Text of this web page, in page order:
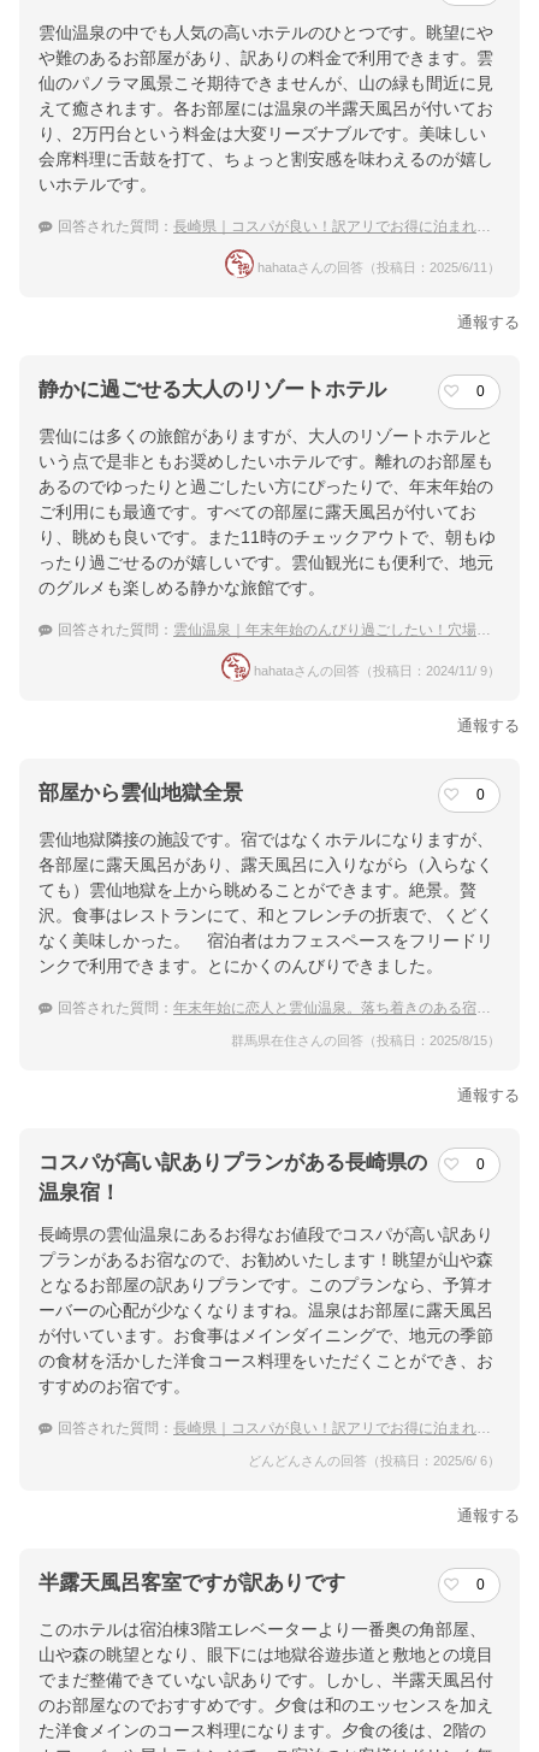
雲仙温泉の中でも人気の高いホテルのひとつです。眺望にや
や難のあるお部屋があり、訳ありの料金で利用できます。雲
仙のパノラマ風景こそ期待できませんが、山の緑も間近に見
えて癒されます。各お部屋には温泉の半露天風呂が付いてお
り、2万円台という料金は大変リーズナブルです。美味しい
会席料理に舌鼓を打て、ちょっと割安感を味わえるのが嬉し
いホテルです。
回答された質問： 長崎県｜コスパが良い！訳アリでお得に泊まれる宿のおすすめは？
hahataさんの回答（投稿日：2025/6/11）
通報する
静かに過ごせる大人のリゾートホテル 0
雲仙には多くの旅館がありますが、大人のリゾートホテルと
いう点で是非ともお奨めしたいホテルです。離れのお部屋も
あるのでゆったりと過ごしたい方にぴったりで、年末年始の
ご利用にも最適です。すべての部屋に露天風呂が付いてお
り、眺めも良いです。また11時のチェックアウトで、朝もゆ
ったり過ごせるのが嬉しいです。雲仙観光にも便利で、地元
のグルメも楽しめる静かな旅館です。
回答された質問： 雲仙温泉｜年末年始のんびり過ごしたい！穴場の宿のおすすめは？
hahataさんの回答（投稿日：2024/11/ 9）
通報する
部屋から雲仙地獄全景 0
雲仙地獄隣接の施設です。宿ではなくホテルになりますが、
各部屋に露天風呂があり、露天風呂に入りながら（入らなく
ても）雲仙地獄を上から眺めることができます。絶景。贅
沢。食事はレストランにて、和とフレンチの折衷で、くどく
なく美味しかった。 宿泊者はカフェスペースをフリードリ
ンクで利用できます。とにかくのんびりできました。
回答された質問： 年末年始に恋人と雲仙温泉。落ち着きのある宿でリッチに過ごしたい！
群馬県在住さんの回答（投稿日：2025/8/15）
通報する
コスパが高い訳ありプランがある長崎県の
温泉宿！
0
長崎県の雲仙温泉にあるお得なお値段でコスパが高い訳あり
プランがあるお宿なので、お勧めいたします！眺望が山や森
となるお部屋の訳ありプランです。このプランなら、予算オ
ーバーの心配が少なくなりますね。温泉はお部屋に露天風呂
が付いています。お食事はメインダイニングで、地元の季節
の食材を活かした洋食コース料理をいただくことができ、お
すすめのお宿です。
回答された質問： 長崎県｜コスパが良い！訳アリでお得に泊まれる宿のおすすめは？
どんどんさんの回答（投稿日：2025/6/ 6）
通報する
半露天風呂客室ですが訳ありです 0
このホテルは宿泊棟3階エレベーターより一番奥の角部屋、
山や森の眺望となり、眼下には地獄谷遊歩道と敷地との境目
でまだ整備できていない訳ありです。しかし、半露天風呂付
のお部屋なのでおすすめです。夕食は和のエッセンスを加え
た洋食メインのコース料理になります。夕食の後は、2階の